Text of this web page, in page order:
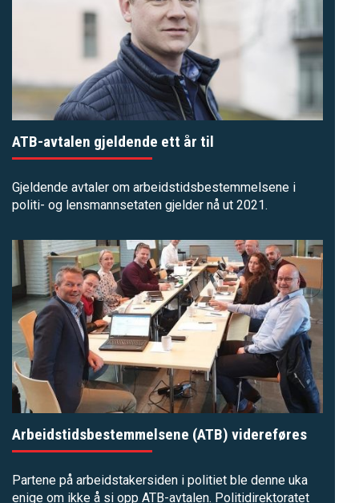
ATB-avtalen gjeldende ett år til
Gjeldende avtaler om arbeidstidsbestemmelsene i
politi- og lensmannsetaten gjelder nå ut 2021.
Arbeidstidsbestemmelsene (ATB) videreføres
Partene på arbeidstakersiden i politiet ble denne uka
enige om ikke å si opp ATB-avtalen. Politidirektoratet